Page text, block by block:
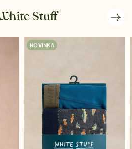
Stuff
NOVINKA